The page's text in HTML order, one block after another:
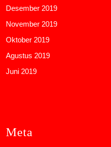
Desember 2019
November 2019
Oktober 2019
Agustus 2019
Juni 2019
Meta